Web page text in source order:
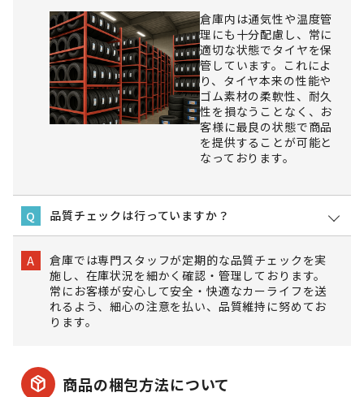
倉庫内は通気性や温度管
理にも十分配慮し、常に
適切な状態でタイヤを保
管しています。これによ
り、タイヤ本来の性能や
ゴム素材の柔軟性、耐久
性を損なうことなく、お
客様に最良の状態で商品
を提供することが可能と
なっております。
Q 品質チェックは行っていますか？
A
倉庫では専門スタッフが定期的な品質チェックを実
施し、在庫状況を細かく確認・管理しております。
常にお客様が安心して安全・快適なカーライフを送
れるよう、細心の注意を払い、品質維持に努めてお
ります。
package_2 商品の梱包方法について